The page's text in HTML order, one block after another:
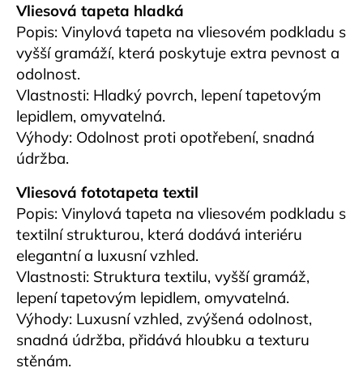
Vliesová tapeta hladká
Popis: Vinylová tapeta na vliesovém podkladu s
vyšší gramáží, která poskytuje extra pevnost a
odolnost.
Vlastnosti: Hladký povrch, lepení tapetovým
lepidlem, omyvatelná.
Výhody: Odolnost proti opotřebení, snadná
údržba.
Vliesová fototapeta textil
Popis: Vinylová tapeta na vliesovém podkladu s
textilní strukturou, která dodává interiéru
elegantní a luxusní vzhled.
Vlastnosti: Struktura textilu, vyšší gramáž,
lepení tapetovým lepidlem, omyvatelná.
Výhody: Luxusní vzhled, zvýšená odolnost,
snadná údržba, přidává hloubku a texturu
stěnám.